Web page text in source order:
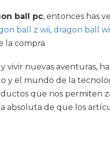
ball pc, entonces has
ball z wii, dragon ball
la compra.
vivir nuevas aventuras,
y el mundo de la
que nos
absoluta de que los